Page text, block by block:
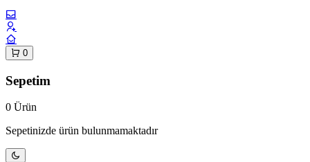
0
Sepetim
0 Ürün
Sepetinizde ürün bulunmamaktadır